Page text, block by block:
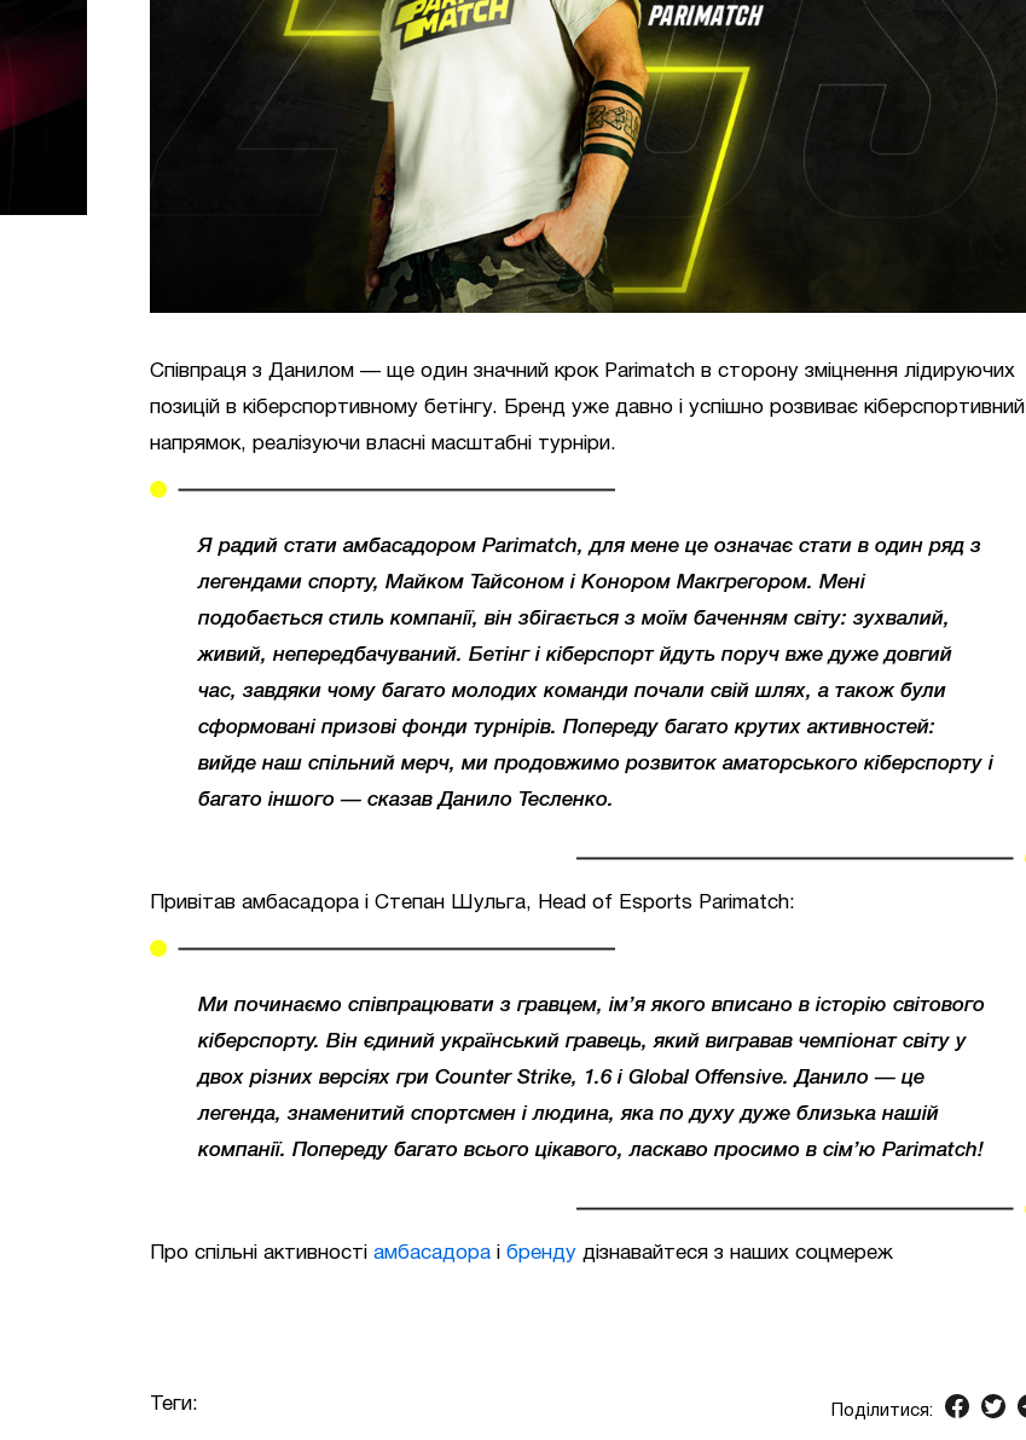
Співпраця з Данилом — ще один значний крок Parimatch в сторону зміцнення лідируючих
позицій в кіберспортивному бетінгу. Бренд уже давно і успішно розвиває кіберспортивний
напрямок, реалізуючи власні масштабні турніри.
Я радий стати амбасадором Parimatch, для мене це означає стати в один ряд з
легендами спорту, Майком Тайсоном і Конором Макгрегором. Мені
подобається стиль компанії, він збігається з моїм баченням світу: зухвалий,
живий, непередбачуваний. Бетінг і кіберспорт йдуть поруч вже дуже довгий
час, завдяки чому багато молодих команди почали свій шлях, а також були
сформовані призові фонди турнірів. Попереду багато крутих активностей:
вийде наш спільний мерч, ми продовжимо розвиток аматорського кіберспорту і
багато іншого — сказав Данило Тесленко.
Привітав амбасадора і Степан Шульга, Head of Esports Parimatch:
Ми починаємо співпрацювати з гравцем, ім’я якого вписано в історію світового
кіберспорту. Він єдиний український гравець, який вигравав чемпіонат світу у
двох різних версіях гри Counter Strike, 1.6 і Global Offensive. Данило — це
легенда, знаменитий спортсмен і людина, яка по духу дуже близька нашій
компанії. Попереду багато всього цікавого, ласкаво просимо в сім’ю Parimatch!
Про спільні активності амбасадора і бренду дізнавайтеся з наших соцмереж
Теги: Поділитися: